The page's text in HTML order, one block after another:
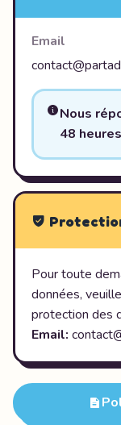
Email
Nous
48 heures
Pour toute
données,
protection des
Email: